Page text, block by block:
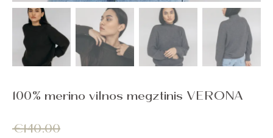
100% merino vilnos megztinis VERONA
€140.00